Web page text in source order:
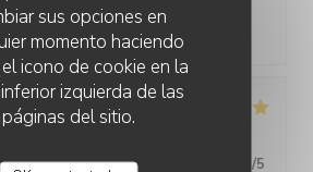
sus opciones en
momento haciendo
icono de cookie en la
izquierda de las
páginas del sitio.
parfois intense. Nous
:5/5 Menú:5/5 Calidad / Precio /5